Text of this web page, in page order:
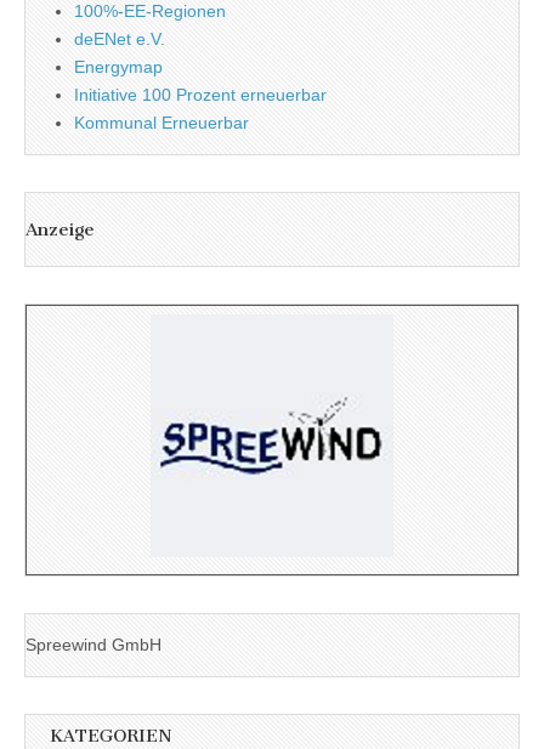
100%-EE-Regionen
deENet e.V.
Energymap
Initiative 100 Prozent erneuerbar
Kommunal Erneuerbar
Anzeige
Spreewind GmbH
KATEGORIEN